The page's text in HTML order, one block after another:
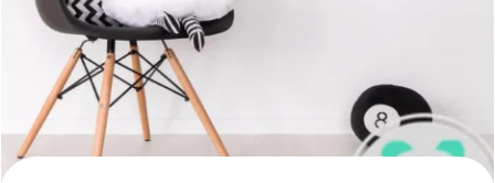
כמות מדבקת שם ברקים - לחדרי ילדים ותינוקות